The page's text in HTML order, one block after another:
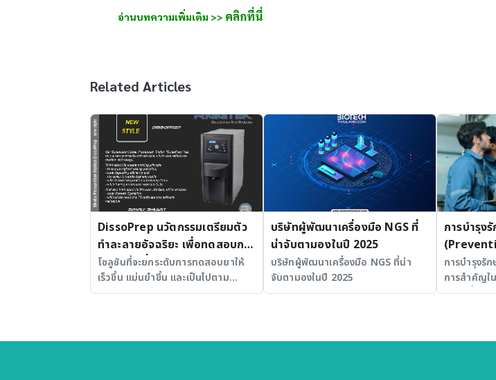
อ่านบทความเพิ่มเติม >> คลิกที่นี่
Related Articles
DissoPrep นวัตกรรมเตรียมตัว
ทำละลายอัจฉริยะ เพื่อทดสอบการ
ละลายยาที่แม่นยำและได้
มาตรฐาน
โซลูชันที่จะยกระดับการทดสอบยาให้
เร็วขึ้น แม่นยำขึ้น และเป็นไปตาม
มาตรฐานสากล
บริษัทผู้พัฒนาเครื่องมือ NGS ที่
น่าจับตามองในปี 2025
บริษัทผู้พัฒนาเครื่องมือ NGS ที่น่า
จับตามองในปี 2025
การบำรุง
สำหรับ
ปฏิบัติการ
การบำรุงรั
การสำคัญใ
และเครื่อง